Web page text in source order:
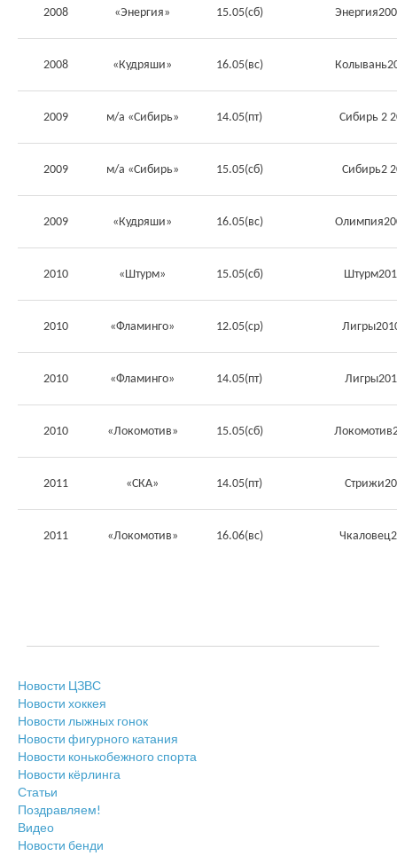
2008 «Энергия» 15.05(сб)
2008 «Кудряши» 16.05(вс)
2009 м/а «Сибирь» 14.05(пт) Сибирь 2
2009 м/а «Сибирь» 15.05(сб) Сибирь2
2009 «Кудряши» 16.05(вс)
2010 «Штурм» 15.05(сб)
2010 «Фламинго» 12.05(ср)
2010 «Фламинго» 14.05(пт)
2010 «Локомотив» 15.05(сб)
2011 «СКА» 14.05(пт)
2011 «Локомотив» 16.06(вс)
Новости ЦЗВС
Новости хоккея
Новости лыжных гонок
Новости фигурного катания
Новости конькобежного спорта
Новости кёрлинга
Статьи
Поздравляем!
Видео
Новости бенди